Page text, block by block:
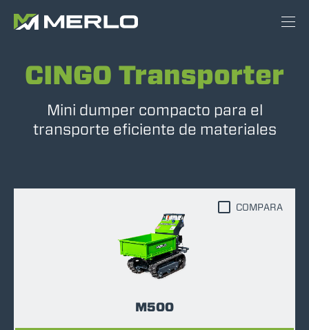
CINGO Transporter
Mini dumper compacto para el
transporte eficiente de materiales
M500
COMPARA